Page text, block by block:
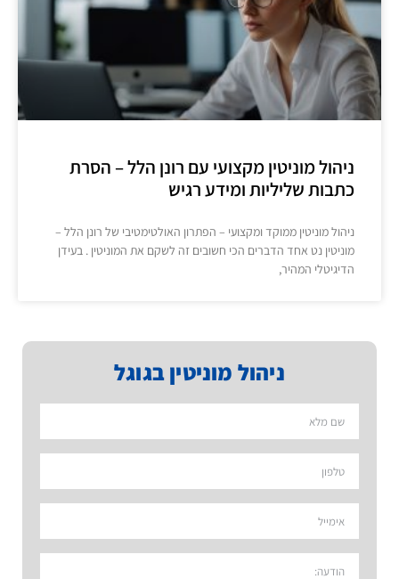
ניהול מוניטין בגוגל
ניהול מוניטין מקצועי עם רונן הלל – הסרת
כתבות שליליות ומידע רגיש
ניהול מוניטין ממוקד ומקצועי – הפתרון האולטימטיבי של רונן הלל –
מוניטין נט אחד הדברים הכי חשובים זה לשקם את המוניטין . בעידן
הדיגיטלי המהיר,